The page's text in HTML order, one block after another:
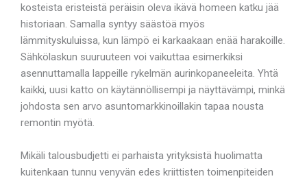
kosteista eristeistä peräisin oleva ikävä homeen katku jää
historiaan. Samalla syntyy säästöä myös
lämmityskuluissa, kun lämpö ei karkaakaan enää harakoille.
Sähkölaskun suuruuteen voi vaikuttaa esimerkiksi
asennuttamalla lappeille rykelmän aurinkopaneeleita. Yhtä
kaikki, uusi katto on käytännöllisempi ja näyttävämpi, minkä
johdosta sen arvo asuntomarkkinoillakin tapaa nousta
remontin myötä.
Mikäli talousbudjetti ei parhaista yrityksistä huolimatta
kuitenkaan tunnu venyvän edes kriittisten toimenpiteiden